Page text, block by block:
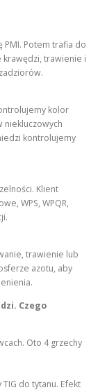
PMI. Potem trafia do
trawienie i
kolor
niekluczowych
kontrolujemy
Klient
WPS, WPQR,
trawienie lub
azotu, aby
Czego
Oto 4 grzechy
TIG do tytanu. Efekt